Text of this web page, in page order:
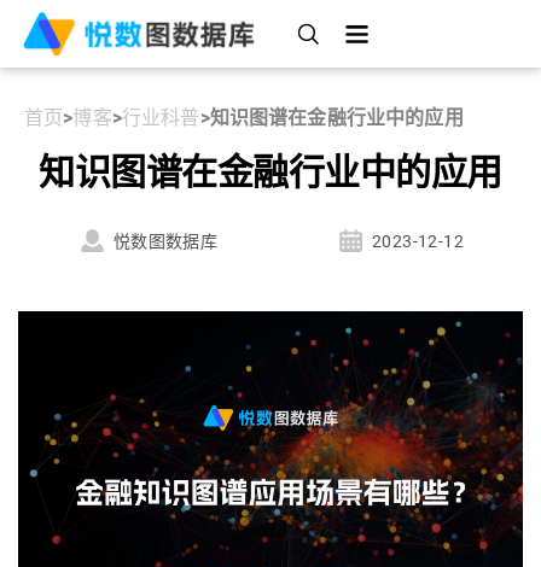
首页>博客>行业科普>知识图谱在金融行业中的应用
知识图谱在金融行业中的应用
悦数图数据库 2023-12-12